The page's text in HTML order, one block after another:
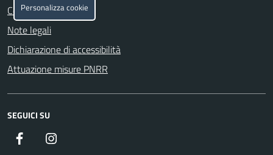
Cookie policy
Note legali
Dichiarazione di accessibilità
Attuazione misure PNRR
SEGUICI SU
Facebook
Personalizza cookie